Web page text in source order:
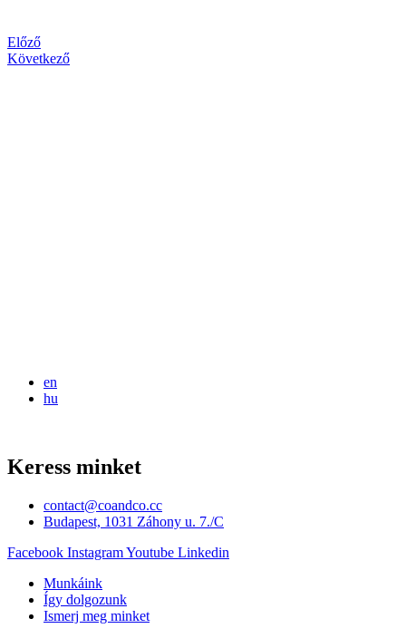
Előző
Következő
en
hu
Keress minket
contact@coandco.cc
Budapest, 1031 Záhony u. 7./C
Facebook InstagramYoutube Linkedin
Munkáink
Így dolgozunk
Ismerj meg minket